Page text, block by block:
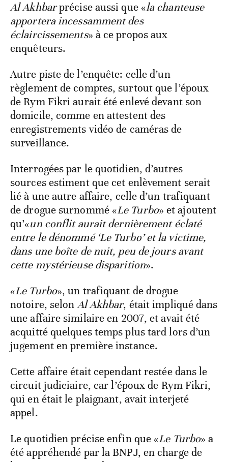
Al Akhbarprécise aussi que «la chanteuse
apportera incessamment des
éclaircissements» à ce propos aux
enquêteurs.
Autre piste de l’enquête: celle d’un
règlement de comptes, surtout que l’époux
de Rym Fikri aurait été enlevé devant son
domicile, comme en attestent des
enregistrements vidéo de caméras de
surveillance.
Interrogées par le quotidien, d’autres
sources estiment que cet enlèvement serait
lié à une autre affaire, celle d’un trafiquant
de drogue surnommé «Le Turbo» et ajoutent
qu’«un conflit aurait dernièrement éclaté
entre le dénommé ‘Le Turbo’ et la victime,
dans une boîte de nuit, peu de jours avant
cette mystérieuse disparition».
«Le Turbo», un trafiquant de drogue
notoire, selonAl Akhbar, était impliqué dans
une affaire similaire en 2007, et avait été
acquitté quelques temps plus tard lors d’un
jugement en première instance.
Cette affaire était cependant restée dans le
circuit judiciaire, car l’époux de Rym Fikri,
qui en était le plaignant, avait interjeté
appel.
Le quotidien précise enfin que «Le Turbo» a
été appréhendé par la BNPJ, en charge de